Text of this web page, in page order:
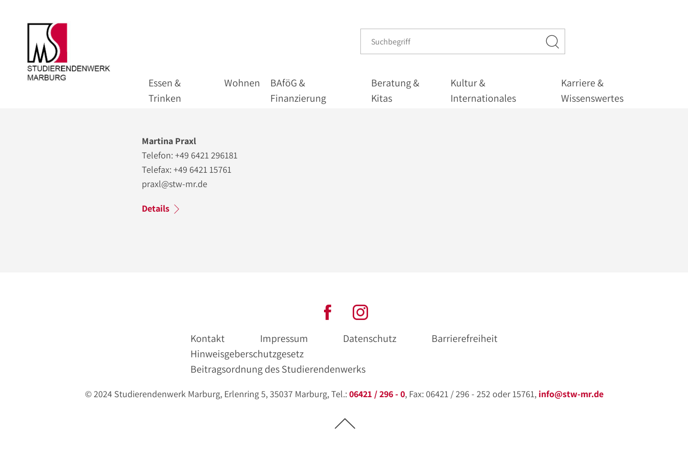
Essen &
Trinken
Wohnen
BAföG &
Finanzierung
Beratung &
Kitas
Kultur &
Internationales
Karriere &
Wissenswertes
Martina Praxl
Telefon: +49 6421 296181
Telefax: +49 6421 15761
praxl@stw-mr.de
Details
Kontakt Impressum Datenschutz
Barrierefreiheit
Hinweisgeberschutzgesetz
Beitragsordnung des Studierendenwerks
© 2024 Studierendenwerk Marburg, Erlenring 5, 35037 Marburg, Tel.: 06421 / 296 - 0, Fax: 06421 / 296 - 252 oder 15761, info@stw-mr.de